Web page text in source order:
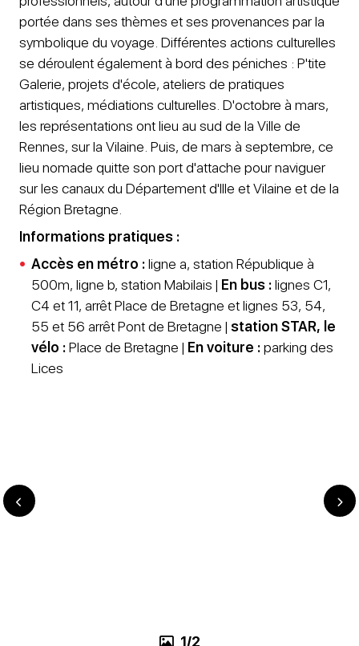
portée dans ses thèmes et ses provenances par la
symbolique du voyage. Différentes actions culturelles
se déroulent également à bord des péniches : P'tite
Galerie, projets d'école, ateliers de pratiques
artistiques, médiations culturelles. D'octobre à mars,
les représentations ont lieu au sud de la Ville de
Rennes, sur la Vilaine. Puis, de mars à septembre, ce
lieu nomade quitte son port d'attache pour naviguer
sur les canaux du Département d'Ille et Vilaine et de la
Région Bretagne.
Informations pratiques :
Accès en métro :ligne a, station République à
500m, ligne b, station Mabilais | En bus :lignes C1,
C4 et 11, arrêt Place de Bretagne et lignes 53, 54,
55 et 56 arrêt Pont de Bretagne | station STAR, le
vélo :Place de Bretagne | En voiture :parking des
Lices
1/2